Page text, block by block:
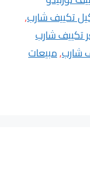
تكييف شارب,
تكييف شارب
شارب,مبيعات